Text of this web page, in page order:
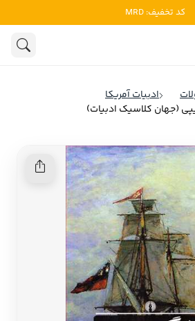
کد تخفیف: MRD
ادبیات آمریکا
ادبیات فرانسه
ادبیات ایتالیا
ادبیات روسیه
ادبیات آمریکای لاتین
ادبیات آلمان
ادبیات ترکیه
ادبیات آسیا
ادبیات آمریکا
(جهان کلاسیک ادبیات)